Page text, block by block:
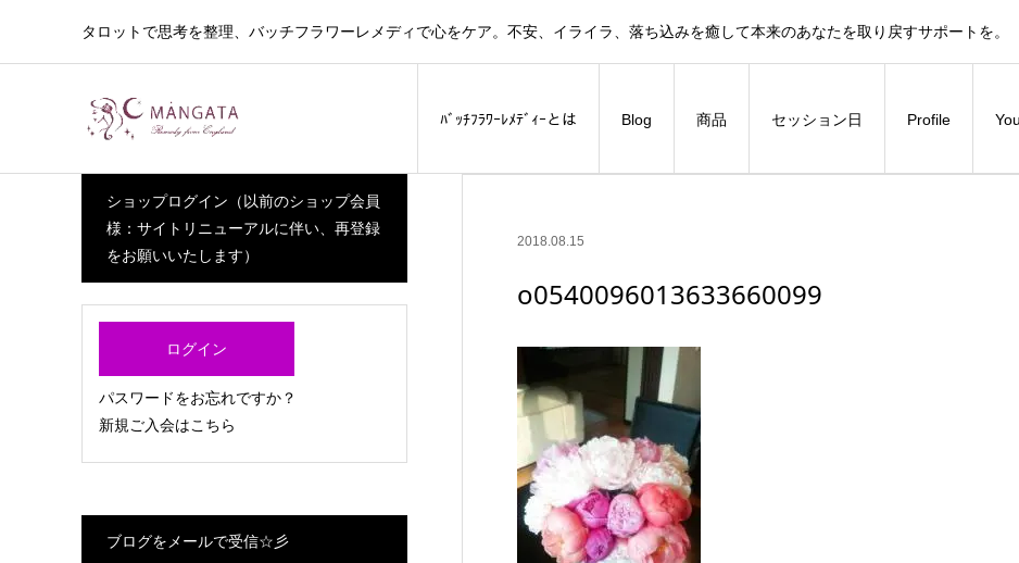
タロットで思考を整理、バッチフラワーレメディで心をケア。不安、イライラ、落ち込みを癒して本来のあなたを取り戻すサポートを。
ﾊﾞｯﾁﾌﾗﾜｰﾚﾒﾃﾞｨｰとは Blog 商品 セッション日 Profile
2018.08.15
o0540096013633660099
ショップログイン（以前のショップ会員
様：サイトリニューアルに伴い、再登録
をお願いいたします）
ログイン
パスワードをお忘れですか？
新規ご入会はこちら
ブログをメールで受信☆彡